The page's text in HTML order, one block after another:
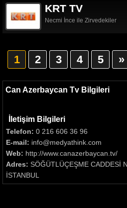
KRT TV
Necmi İnce ile Zirvedekiler
1 2 3 4 5 »
Can Azerbaycan Tv Bilgileri
İletişim Bilgileri
Telefon: 0 216 606 36 96
E-mail: info@medyathink.com
Web: http://www.canazerbaycan.tv/
Adres: SÖĞÜTLÜÇEŞME CADDESİ
İSTANBUL